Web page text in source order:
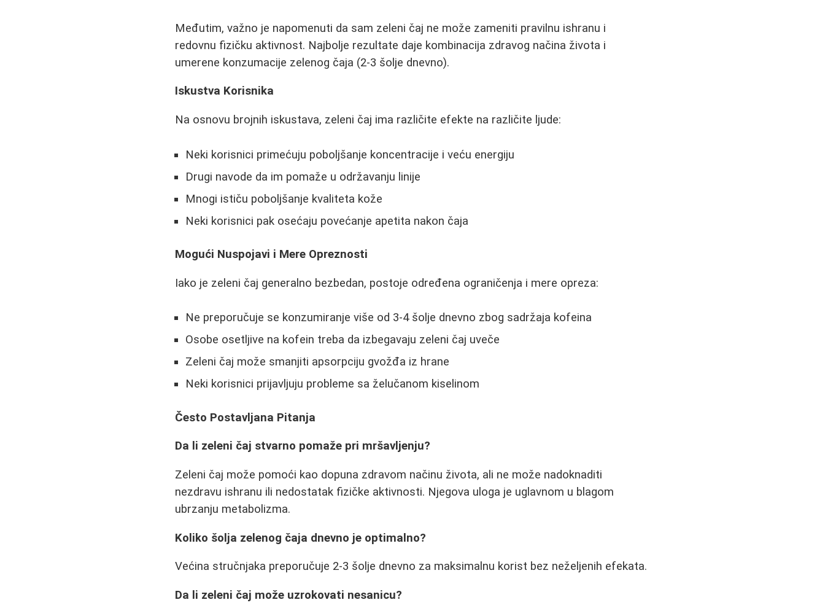
Međutim, važno je napomenuti da sam zeleni čaj ne može zameniti pravilnu ishranu i
redovnu fizičku aktivnost. Najbolje rezultate daje kombinacija zdravog načina života i
umerene konzumacije zelenog čaja (2-3 šolje dnevno).
Iskustva Korisnika
Na osnovu brojnih iskustava, zeleni čaj ima različite efekte na različite ljude:
Neki korisnici primećuju poboljšanje koncentracije i veću energiju
Drugi navode da im pomaže u održavanju linije
Mnogi ističu poboljšanje kvaliteta kože
Neki korisnici pak osećaju povećanje apetita nakon čaja
Mogući Nuspojavi i Mere Opreznosti
Iako je zeleni čaj generalno bezbedan, postoje određena ograničenja i mere opreza:
Ne preporučuje se konzumiranje više od 3-4 šolje dnevno zbog sadržaja kofeina
Osobe osetljive na kofein treba da izbegavaju zeleni čaj uveče
Zeleni čaj može smanjiti apsorpciju gvožđa iz hrane
Neki korisnici prijavljuju probleme sa želučanom kiselinom
Često Postavljana Pitanja
Da li zeleni čaj stvarno pomaže pri mršavljenju?
Zeleni čaj može pomoći kao dopuna zdravom načinu života, ali ne može nadoknaditi
nezdravu ishranu ili nedostatak fizičke aktivnosti. Njegova uloga je uglavnom u blagom
ubrzanju metabolizma.
Koliko šolja zelenog čaja dnevno je optimalno?
Većina stručnjaka preporučuje 2-3 šolje dnevno za maksimalnu korist bez neželjenih efekata.
Da li zeleni čaj može uzrokovati nesanicu?